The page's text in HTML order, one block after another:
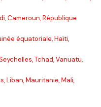
Cameroun, République
équatoriale, Haïti,
Tchad, Vanuatu,
Liban, Mauritanie, Mali,